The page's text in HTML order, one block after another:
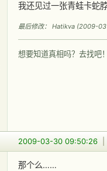
我还见过一张青蛙卡蛇
最后修改： Hatikva (2009-
想要知道真相吗？去找吧
2009-03-30 09:50:26
那个么……